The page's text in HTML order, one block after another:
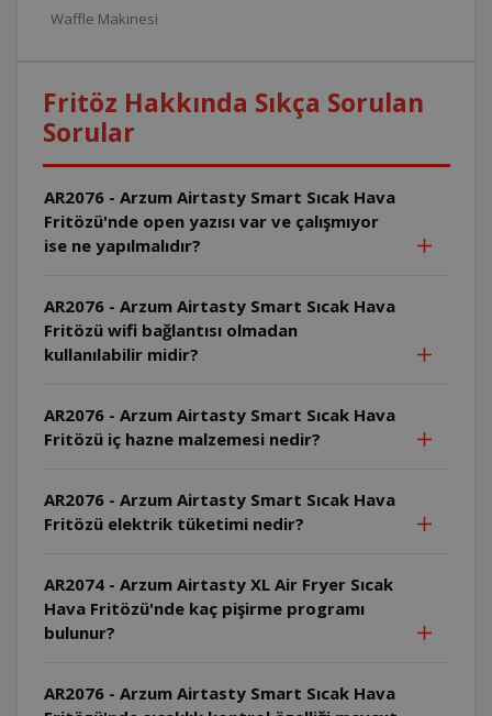
Waffle Makinesi
Fritöz Hakkında Sıkça Sorulan
Sorular
AR2076 - Arzum Airtasty Smart Sıcak Hava
Fritözü'nde open yazısı var ve çalışmıyor
ise ne yapılmalıdır?
AR2076 - Arzum Airtasty Smart Sıcak Hava
Fritözü wifi bağlantısı olmadan
kullanılabilir midir?
AR2076 - Arzum Airtasty Smart Sıcak Hava
Fritözü iç hazne malzemesi nedir?
AR2076 - Arzum Airtasty Smart Sıcak Hava
Fritözü elektrik tüketimi nedir?
AR2074 - Arzum Airtasty XL Air Fryer Sıcak
Hava Fritözü'nde kaç pişirme programı
bulunur?
AR2076 - Arzum Airtasty Smart Sıcak Hava